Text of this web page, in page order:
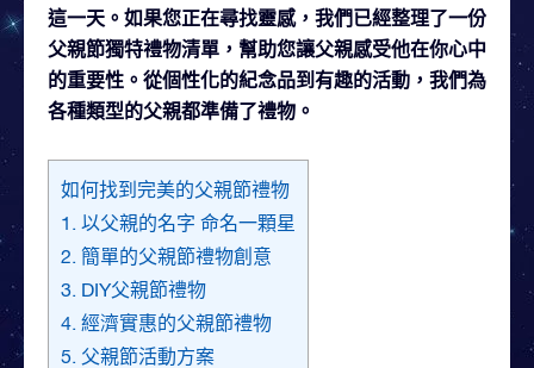
這一天。如果您正在尋找靈感，我們已經整理了一份
父親節獨特禮物清單，幫助您讓父親感受他在你心中
的重要性。從個性化的紀念品到有趣的活動，我們為
各種類型的父親都準備了禮物。
如何找到完美的父親節禮物
1. 以父親的名字 命名一顆星
2. 簡單的父親節禮物創意
3. DIY父親節禮物
4. 經濟實惠的父親節禮物
5. 父親節活動方案